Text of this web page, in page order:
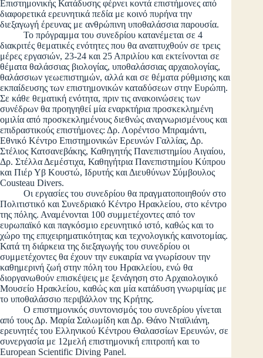
Επιστημονικής Κατάδυσης φέρνει κοντά επιστήμονες από
διαφορετικά ερευνητικά πεδία με κοινό πυρήνα την
διεξαγωγή έρευνας με ανθρώπινη υποθαλάσσια παρουσία.
Το πρόγραμμα του συνεδρίου κατανέμεται σε 4
διακριτές θεματικές ενότητες που θα αναπτυχθούν σε τρεις
μέρες εργασιών, 23-24 και 25 Απριλίου και εκτείνονται σε
θέματα θαλάσσιας βιολογίας, υποθαλάσσιας αρχαιολογίας,
θαλάσσιων γεωεπιστημών, αλλά και σε θέματα ρύθμισης και
εκπαίδευσης των επιστημονικών καταδύσεων στην Ευρώπη.
Σε κάθε θεματική ενότητα, πριν τις ανακοινώσεις των
συνέδρων θα προηγηθεί μία εναρκτήρια προσκεκλημένη
ομιλία από προσκεκλημένους διεθνώς αναγνωρισμένους και
επιδραστικούς επιστήμονες: Δρ. Λορέντσο Μπραμάντι,
Εθνικό Κέντρο Επιστημονικών Ερευνών Γαλλίας, Δρ.
Στέλιος Κατσανεβάκης, Καθηγητής Πανεπιστημίου Αιγαίου,
Δρ. Στέλλα Δεμέστιχα, Καθηγήτρια Πανεπιστημίου Κύπρου
και Πιέρ Υβ Κουστώ, Ιδρυτής και Διευθύνων Σύμβουλος
Cousteau Divers.
Οι εργασίες του συνεδρίου θα πραγματοποιηθούν στο
Πολιτιστικό και Συνεδριακό Κέντρο Ηρακλείου, στο κέντρο
της πόλης. Αναμένονται 100 συμμετέχοντες από τον
ευρωπαϊκό και παγκόσμιο ερευνητικό ιστό, καθώς και το
χώρο της επιχειρηματικότητας και τεχνολογικής καινοτομίας.
Κατά τη διάρκεια της διεξαγωγής του συνεδρίου οι
συμμετέχοντες θα έχουν την ευκαιρία να γνωρίσουν την
καθημερινή ζωή στην πόλη του Ηρακλείου, ενώ θα
διοργανωθούν επισκέψεις με ξενάγηση στο Αρχαιολογικό
Μουσείο Ηρακλείου, καθώς και μία κατάδυση γνωριμίας με
το υποθαλάσσιο περιβάλλον της Κρήτης.
Ο επιστημονικός συντονισμός του συνεδρίου γίνεται
από τους Δρ. Μαρία Σαλωμίδη και Δρ. Θάνο Νταϊλιάνη,
ερευνητές του Ελληνικού Κέντρου Θαλασσίων Ερευνών, σε
συνεργασία με 12μελή επιστημονική επιτροπή και το
European Scientific Diving Panel.